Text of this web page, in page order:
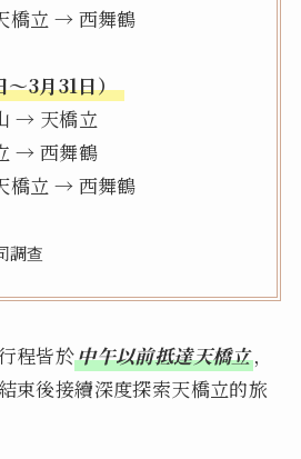
橋立 → 西舞鶴
～3月31日）
→ 天橋立
→ 西舞鶴
橋立 → 西舞鶴
調查
程皆於中午以前抵達天橋立，
束後接續深度探索天橋立的旅